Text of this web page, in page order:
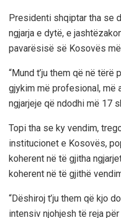
Presidenti shqiptar tha se
ngjarja e dytë, e
pavarësisë së Kosovës
“Mund t’ju them që në tërë
gjykim më profesional, më
ngjarjeje që ndodhi më 17
Topi tha se ky vendim,
institucionet e Kosovës,
koherent në të gjitha
koherent në të gjithë
“Dëshiroj t’ju them që kjo
intensiv njohjesh të reja